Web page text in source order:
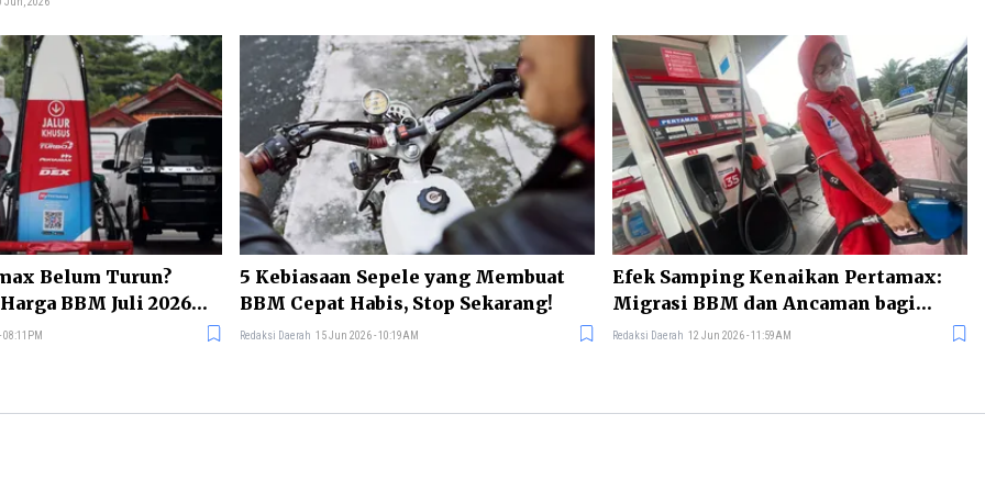
Belum Turun?
BBM Juli 2026
5 Kebiasaan Sepele yang Membuat
BBM Cepat Habis, Stop Sekarang!
Redaksi Daerah 15 Jun 2026 - 10:19AM
Efek Samping Kenaikan Pertamax:
Migrasi BBM dan Ancaman bagi
Fiskal Negara
Redaksi Daerah 12 Jun 2026 - 11:59AM